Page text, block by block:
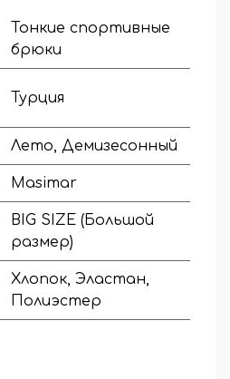
Тонкие спортивные
брюки
Турция
Лето, Демизесонный
Masimar
BIG SIZE (Большой
размер)
Хлопок, Эластан,
Полиэстер